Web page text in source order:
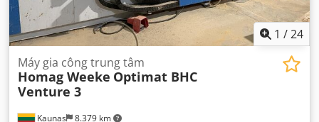
1 /24
Kaunas 8.379 km
Máy gia công trung tâm
Homag Weeke Optimat BHC
Venture 3